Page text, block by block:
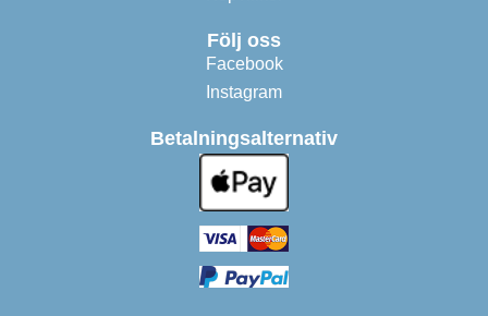
Följ oss
Facebook
Instagram
Betalningsalternativ